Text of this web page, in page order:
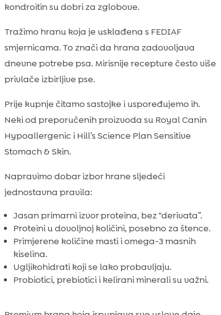
kondroitin su dobri za zglobove.
Tražimo hranu koja je usklađena s FEDIAF
smjernicama. To znači da hrana zadovoljava
dnevne potrebe psa. Mirisnije recepture često više
privlače izbirljive pse.
Prije kupnje čitamo sastojke i uspoređujemo ih.
Neki od preporučenih proizvoda su Royal Canin
Hypoallergenic i Hill’s Science Plan Sensitive
Stomach & Skin.
Napravimo dobar izbor hrane sljedeći
jednostavna pravila:
Jasan primarni izvor proteina, bez “derivata”.
Proteini u dovoljnoj količini, posebno za štence.
Primjerene količine masti i omega-3 masnih
kiselina.
Ugljikohidrati koji se lako probavljaju.
Probiotici, prebiotici i kelirani minerali su važni.